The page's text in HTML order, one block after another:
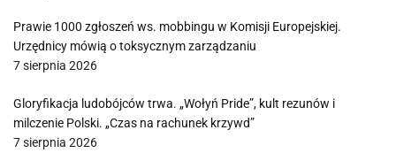
Prawie 1000 zgłoszeń ws. mobbingu w Komisji Europejskiej.
Urzędnicy mówią o toksycznym zarządzaniu
7 sierpnia 2026
Gloryfikacja ludobójców trwa. „Wołyń Pride”, kult rezunów i
milczenie Polski. „Czas na rachunek krzywd”
7 sierpnia 2026